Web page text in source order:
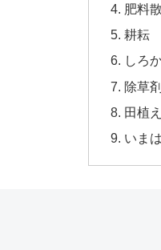
肥料
耕耘
しろ
除草
田植
いま